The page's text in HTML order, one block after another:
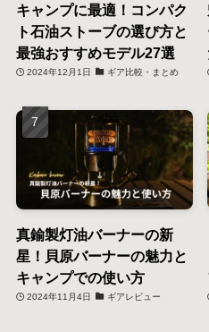
キャンプに最適！コンパク
ト石油ストーブの選び方と
最強おすすめモデル27選
2024年12月1日 ギア比較・まとめ
真鍮製灯油バーナーの新
星！貝原バーナーの魅力と
キャンプでの使い方
2024年11月4日 ギアレビュー